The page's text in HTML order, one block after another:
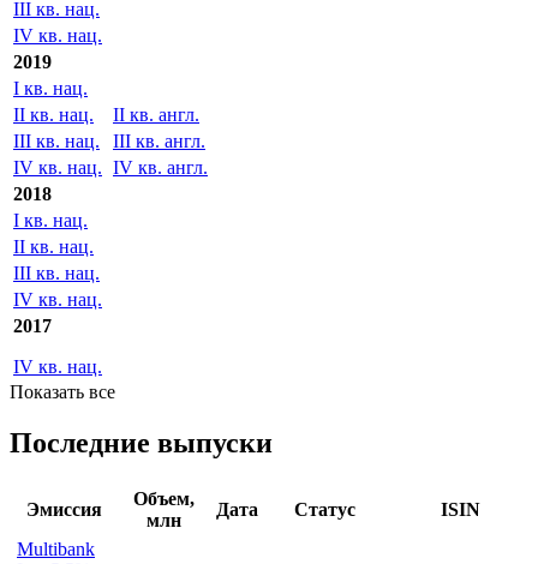
2020
I кв. нац.
II кв. нац.
III кв. нац.
IV кв. нац.
2019
I кв. нац.
II кв. нац.
III кв. нац.
IV кв. нац.
2018
I кв. нац.
II кв. нац.
III кв. нац.
IV кв. нац.
IV кв. нац.
Последние выпуски